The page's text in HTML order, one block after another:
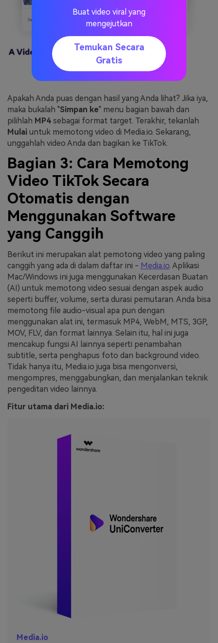
Apakah Anda puas dengan hasil yang Anda lihat? Jika iya,
maka bukalah "Simpan ke" menu bagian bawah dan
pilihlah MP4 sebagai format target. Terakhir, tekanlah
Mulai untuk memotong video di Media.io. Sekarang,
unggahlah video Anda dan bagikan ke TikTok.
Bagian 3: Cara Memotong
Video TikTok Secara
Otomatis dengan
Menggunakan Software
yang Canggih
Berikut ini merupakan alat pemotong video yang paling
canggih yang ada di dalam daftar ini - Media.io. Aplikasi
Mac/Windows ini juga menggunakan Kecerdasan Buatan
(AI) untuk memotong video sesuai dengan aspek audio
seperti buffer, volume, serta durasi pemutaran. Anda bisa
memotong file audio-visual apa pun dengan
menggunakan alat ini, termasuk MP4, WebM, MTS, 3GP,
MOV, FLV, dan format lainnya. Selain itu, hal ini juga
mencakup fungsi AI lainnya seperti penambahan
subtitle, serta penghapus foto dan background video.
Tidak hanya itu, Media.io juga bisa mengonversi,
mengompres, menggabungkan, dan menjalankan teknik
pengeditan video lainnya.
Fitur utama dari Media.io:
Media.io
Buat video viral yang
mengejutkan
Temukan Secara
Gratis